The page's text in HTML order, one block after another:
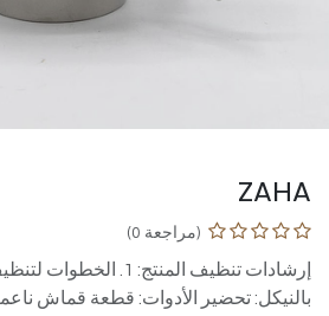
ZAHA
(مراجعة 0)
إرشادات تنظيف المنتج: 1.
بالنيكل: تحضير الأدوات: قطعة قماش ناعمة